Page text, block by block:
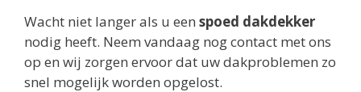
Wacht niet langer als u een spoed dakdekker
nodig heeft. Neem vandaag nog contact met ons
op en wij zorgen ervoor dat uw dakproblemen zo
snel mogelijk worden opgelost.